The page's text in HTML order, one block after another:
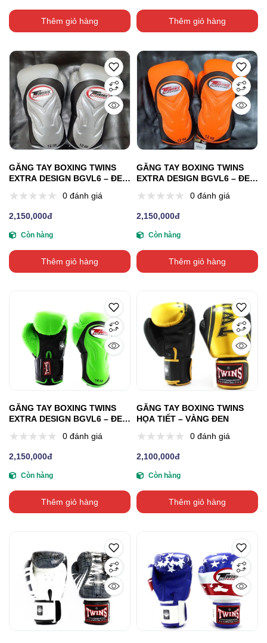
Thêm giỏ hàng Thêm giỏ hàng
GĂNG TAY BOXING TWINS
EXTRA DESIGN BGVL6 – ĐEN
0 đánh giá
2,150,000đ
Còn hàng
Thêm giỏ hàng
GĂNG TAY BOXING TWINS
EXTRA DESIGN BGVL6 – ĐEN
0 đánh giá
2,150,000đ
Còn hàng
Thêm giỏ hàng
GĂNG TAY BOXING TWINS
EXTRA DESIGN BGVL6 – ĐEN
0 đánh giá
2,150,000đ
Còn hàng
Thêm giỏ hàng
GĂNG TAY BOXING TWINS
HỌA TIẾT – VÀNG ĐEN
0 đánh giá
2,100,000đ
Còn hàng
Thêm giỏ hàng